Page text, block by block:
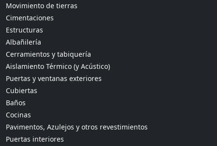
Movimiento de tierras
Cimentaciones
Estructuras
Albañilería
Cerramientos y tabiquería
Aislamiento Térmico (y Acústico)
Puertas y ventanas exteriores
Cubiertas
Baños
Cocinas
Pavimentos, Azulejos y otros revestimientos
Puertas interiores